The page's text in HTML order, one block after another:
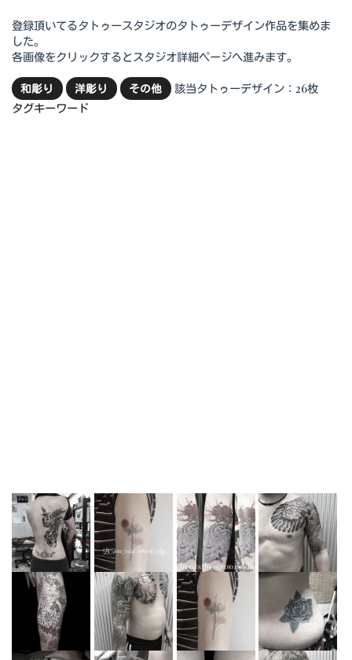
登録頂いてるタトゥースタジオのタトゥーデザイン作品を集めま
した。
各画像をクリックするとスタジオ詳細ページへ進みます。
和彫り 洋彫り その他
該当タトゥーデザイン：26枚
タグキーワード